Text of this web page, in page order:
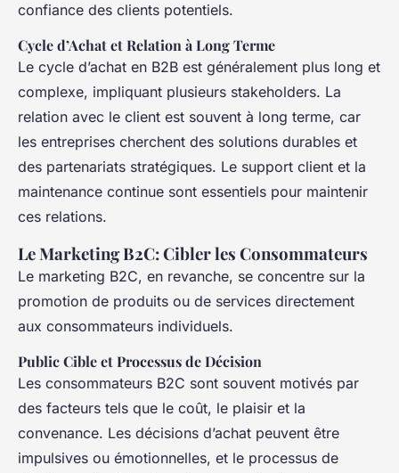
confiance des clients potentiels.
Cycle d’Achat et Relation à Long Terme
Le cycle d’achat en B2B est généralement plus long et
complexe, impliquant plusieurs stakeholders. La
relation avec le client est souvent à long terme, car
les entreprises cherchent des solutions durables et
des partenariats stratégiques. Le support client et la
maintenance continue sont essentiels pour maintenir
ces relations.
Le Marketing B2C: Cibler les Consommateurs
Le marketing B2C, en revanche, se concentre sur la
promotion de produits ou de services directement
aux consommateurs individuels.
Public Cible et Processus de Décision
Les consommateurs B2C sont souvent motivés par
des facteurs tels que le coût, le plaisir et la
convenance. Les décisions d’achat peuvent être
impulsives ou émotionnelles, et le processus de